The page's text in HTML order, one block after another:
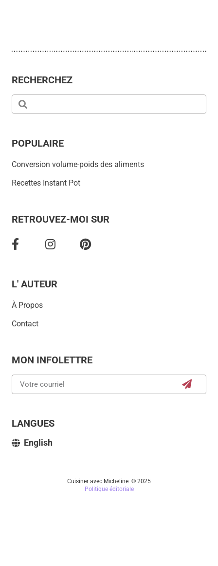
RECHERCHEZ
POPULAIRE
Conversion volume-poids des aliments
Recettes Instant Pot
RETROUVEZ-MOI SUR
L' AUTEUR
À Propos
Contact
MON INFOLETTRE
LANGUES
English
Cuisiner avec Micheline © 2025
Politique éditoriale